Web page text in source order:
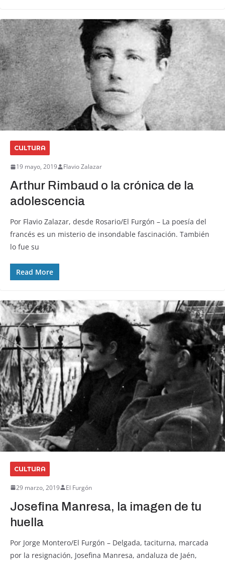
CULTURA
19 mayo, 2019 Flavio Zalazar
Arthur Rimbaud o la crónica de la
adolescencia
Por Flavio Zalazar, desde Rosario/El Furgón – La poesía del
francés es un misterio de insondable fascinación. También
lo fue su
Read More
CULTURA
29 marzo, 2019 El Furgón
Josefina Manresa, la imagen de tu
huella
Por Jorge Montero/El Furgón – Delgada, taciturna, marcada
por la resignación, Josefina Manresa, andaluza de Jaén,